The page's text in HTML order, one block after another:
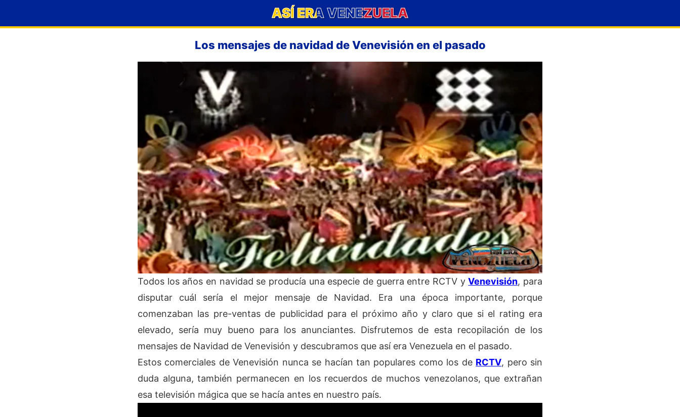
ASÍ ERA VENEZUELA
Los mensajes de navidad de Venevisión en el pasado
Todos los años en navidad se producía una especie de guerra entre RCTV yVenevisión, para
disputar cuál sería el mejor mensaje de Navidad. Era una época importante, porque
comenzaban las pre-ventas de publicidad para el próximo año y claro que si el rating era
elevado, sería muy bueno para los anunciantes. Disfrutemos de esta recopilación de los
mensajes de Navidad de Venevisión y descubramos que así era Venezuela en el pasado.
Estos comerciales de Venevisión nunca se hacían tan populares como los de RCTV, pero sin
duda alguna, también permanecen en los recuerdos de muchos venezolanos, que extrañan
esa televisión mágica que se hacía antes en nuestro país.